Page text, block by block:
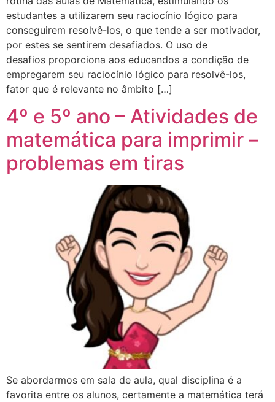
estudantes a utilizarem seu raciocínio lógico para
conseguirem resolvê-los, o que tende a ser motivador,
por estes se sentirem desafiados. O uso de
desafios proporciona aos educandos a condição de
empregarem seu raciocínio lógico para resolvê-los,
fator que é relevante no âmbito […]
4º e 5º ano – Atividades de
matemática para imprimir –
problemas em tiras
Se abordarmos em sala de aula, qual disciplina é a
favorita entre os alunos, certamente a matemática terá